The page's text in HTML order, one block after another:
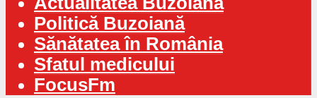
Politică Buzoiană
Sănătatea în România
Sfatul medicului
FocusFm